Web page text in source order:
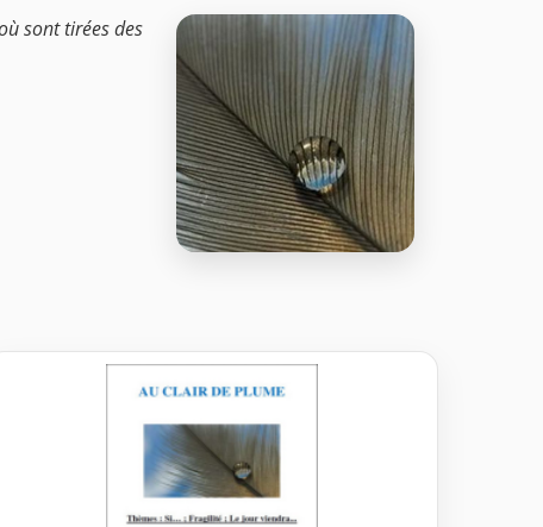
sont tirées des